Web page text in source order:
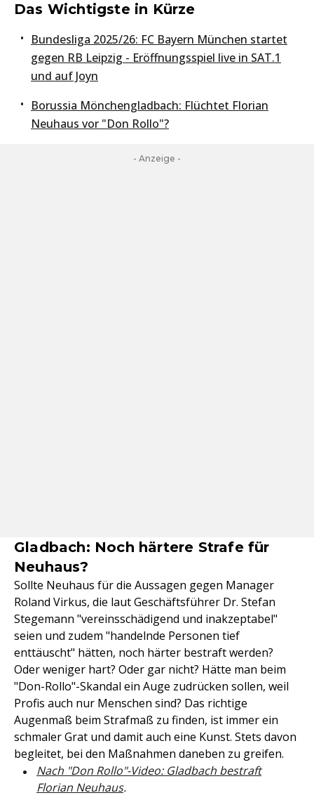
Das Wichtigste in Kürze
Bundesliga 2025/26: FC Bayern München startet
gegen RB Leipzig - Eröffnungsspiel live in SAT.1
und auf Joyn
Borussia Mönchengladbach: Flüchtet Florian
Neuhaus vor "Don Rollo"?
- Anzeige -
Gladbach: Noch härtere Strafe für
Neuhaus?
Sollte Neuhaus für die Aussagen gegen Manager
Roland Virkus, die laut Geschäftsführer Dr. Stefan
Stegemann "vereinsschädigend und inakzeptabel"
seien und zudem "handelnde Personen tief
enttäuscht" hätten, noch härter bestraft werden?
Oder weniger hart? Oder gar nicht? Hätte man beim
"Don-Rollo"-Skandal ein Auge zudrücken sollen, weil
Profis auch nur Menschen sind? Das richtige
Augenmaß beim Strafmaß zu finden, ist immer ein
schmaler Grat und damit auch eine Kunst. Stets davon
begleitet, bei den Maßnahmen daneben zu greifen.
Nach "Don Rollo"-Video: Gladbach bestraft
Florian Neuhaus.